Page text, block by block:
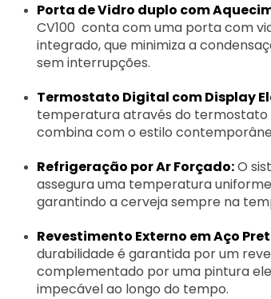
Porta de Vidro duplo com
CV100 conta com uma porta com
integrado, que minimiza a
sem interrupções.
Termostato Digital com Display
temperatura através do termostato
combina com o estilo
Refrigeração por Ar Forçado:O
assegura uma temperatura
garantindo a cerveja sempre na
Revestimento Externo em Aço
durabilidade é garantida por um
complementado por uma pintura
impecável ao longo do tempo.